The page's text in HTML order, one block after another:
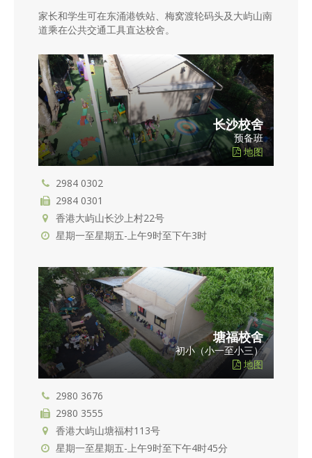
家长和学生可在东涌港铁站、梅窝渡轮码头及大屿山南
道乘在公共交通工具直达校舍。
长沙校舍
预备班
地图
2984 0302
2984 0301
香港大屿山长沙上村22号
星期一至星期五-上午9时至下午3时
塘福校舍
初小（小一至小三）
地图
2980 3676
2980 3555
香港大屿山塘福村113号
星期一至星期五-上午9时至下午4时45分